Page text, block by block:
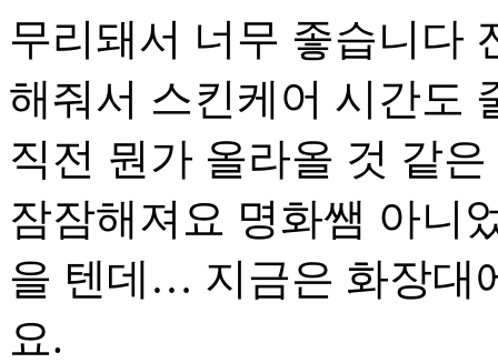
무리돼서 너무 좋습니다
해줘서 스킨케어 시간도
직전 뭔가 올라올 것 같
잠잠해져요 명화쌤 아니
을 텐데… 지금은 화장대
요.